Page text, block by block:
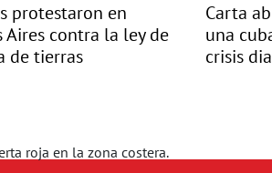
protestaron en
Aires contra la ley de
de tierras
Carta
una
crisis